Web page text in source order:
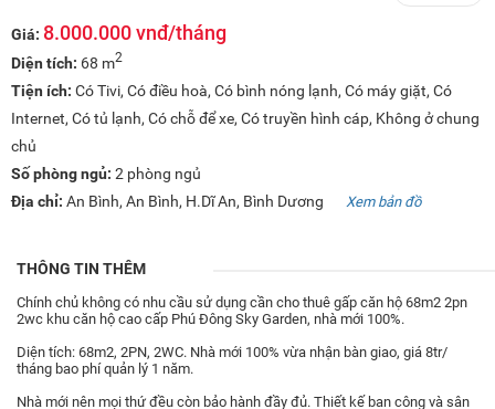
Giá: 8.000.000 vnđ/tháng
Diện tích: 68 m2
Tiện ích: Có Tivi, Có điều hoà, Có bình nóng lạnh, Có máy giặt, Có
Internet, Có tủ lạnh, Có chỗ để xe, Có truyền hình cáp, Không ở chung
chủ
Số phòng ngủ: 2 phòng ngủ
Địa chỉ: An Bình, An Bình, H.Dĩ An, Bình Dương Xem bản đồ
THÔNG TIN THÊM
Chính chủ không có nhu cầu sử dụng cần cho thuê gấp căn hộ 68m2 2pn
2wc khu căn hộ cao cấp Phú Đông Sky Garden, nhà mới 100%.
Diện tích: 68m2, 2PN, 2WC. Nhà mới 100% vừa nhận bàn giao, giá 8tr/
tháng bao phí quản lý 1 năm.
Nhà mới nên mọi thứ đều còn bảo hành đầy đủ. Thiết kế ban công và sân